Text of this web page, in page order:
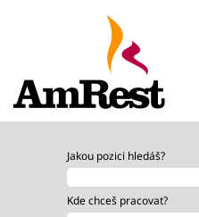
OPS_CZ
Jakou pozici hledáš?
Kde chceš pracovat?